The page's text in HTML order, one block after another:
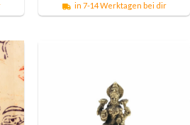
in 7-14 Werktagen bei dir